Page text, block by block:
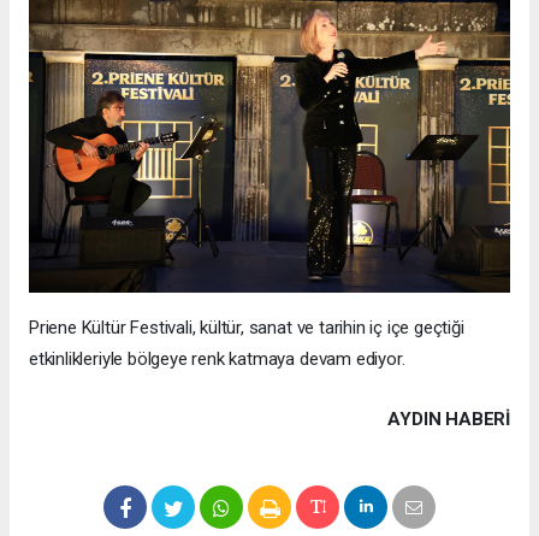
Priene Kültür Festivali, kültür, sanat ve tarihin iç içe geçtiği
etkinlikleriyle bölgeye renk katmaya devam ediyor.
AYDIN HABERİ